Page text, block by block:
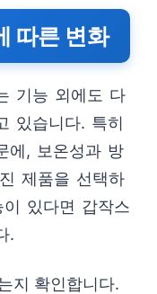
따른 변화
기능 외에도 다
있습니다. 특히
에, 보온성과 방
제품을 선택하
있다면 갑작스
.
지 확인합니다.